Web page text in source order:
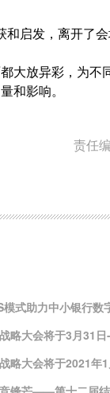
和启发，离开了
大放异彩，为不
和影响。
责任
式助力中小银行数